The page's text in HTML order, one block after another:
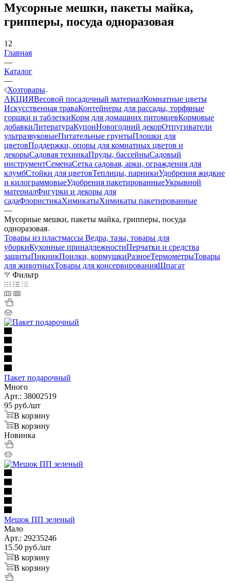
Мусорные мешки, пакеты майка,
грипперы, посуда одноразовая
12
Главная
—
Каталог
—
Хозтовары
АКЦИЯВесовой посадочный материалКомнатные цветы
Искусственная траваКонтейнеры для рассады, торфяные
горшки и таблеткиКорм для домашних питомцевКормовые
добавкиЛитератураКупонНовогодний декорОтпугиватели
ультразвуковыеПитательные грунтыПлошки для
цветовПоддержки, опоры для комнатных цветов и
декорыСадовая техникаПруды, бассейныСадовый
инструментСеменаСетка садовая, арки, ограждения для
клумбСтойки для цветовТеплицы, парникиУдобрения жидкие
и килограммовыеУдобрения пакетированныеУкрывной
материалФигурки и декоры для
садаФлористикаХимикатыХимикаты пакетированные
—
Мусорные мешки, пакеты майка, грипперы, посуда
одноразовая
Товары из пластмассы Ведра, тазы, товары для
уборкиКухонные принадлежностиПерчатки и средства
защитыПикникПоилки, кормушкиРазноеТермометрыТовары
для животныхТовары для консервированияШпагат
Фильтр
Пакет подарочный
Много
Арт.: 38002519
95 руб./шт
В корзину
В корзину
Новинка
Мешок ПП зеленый
Мало
Арт.: 29235246
15.50 руб./шт
В корзину
В корзину